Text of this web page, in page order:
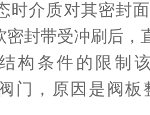
时介质对其密封
密封带受冲刷后，
构条件的限制
门，原因是阀